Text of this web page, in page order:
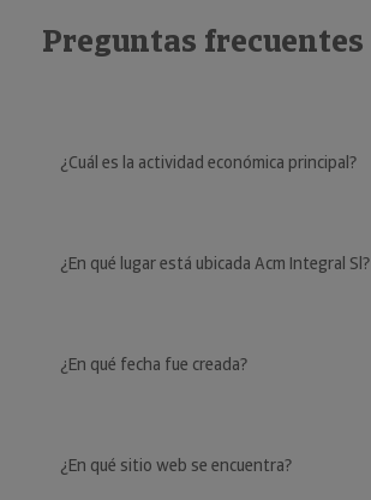
Preguntas frecuentes
¿Cuál es la actividad económica principal?
¿En qué lugar está ubicada Acm Integral Sl?
¿En qué fecha fue creada?
¿En qué sitio web se encuentra?